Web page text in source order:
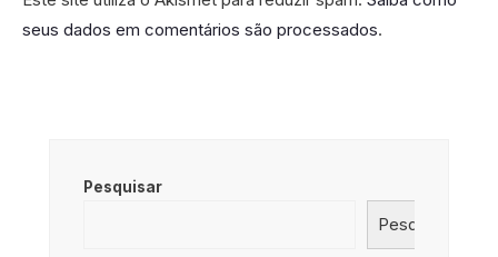
seus dados em comentários são processados.
Pesquisar
Pesquisar